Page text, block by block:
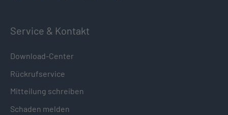
Service & Kontakt
Download-Center
Rückrufservice
Mitteilung schreiben
Schaden melden